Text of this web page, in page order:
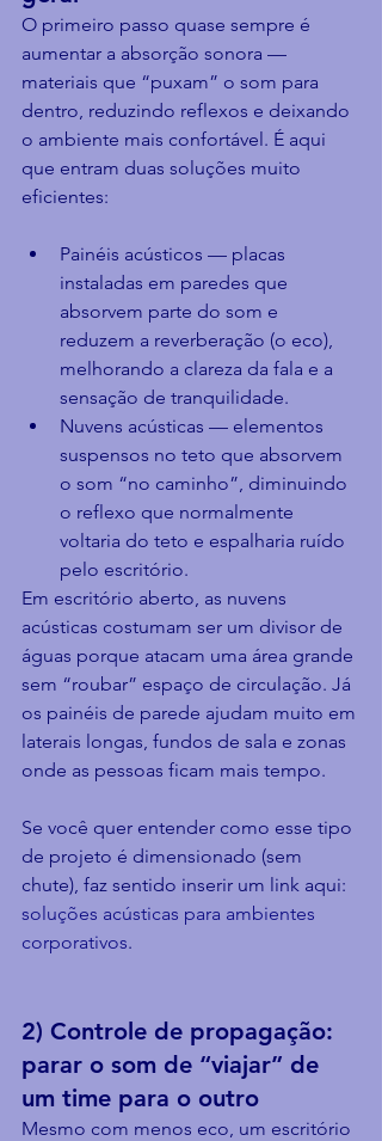
O primeiro passo quase sempre é
aumentar a absorção sonora —
materiais que “puxam” o som para
dentro, reduzindo reflexos e deixando
o ambiente mais confortável. É aqui
que entram duas soluções muito
eficientes:
Painéis acústicos — placas
instaladas em paredes que
absorvem parte do som e
reduzem a reverberação (o eco),
melhorando a clareza da fala e a
sensação de tranquilidade.
Nuvens acústicas — elementos
suspensos no teto que absorvem
o som “no caminho”, diminuindo
o reflexo que normalmente
voltaria do teto e espalharia ruído
pelo escritório.
Em escritório aberto, as nuvens
acústicas costumam ser um divisor de
águas porque atacam uma área grande
sem “roubar” espaço de circulação. Já
os painéis de parede ajudam muito em
laterais longas, fundos de sala e zonas
onde as pessoas ficam mais tempo.
Se você quer entender como esse tipo
de projeto é dimensionado (sem
chute), faz sentido inserir um link aqui:
soluções acústicas para ambientes
corporativos.
2) Controle de propagação:
parar o som de “viajar” de
um time para o outro
Mesmo com menos eco, um escritório